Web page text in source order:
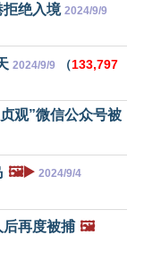
拒绝入境 2024/9/9
2024/9/9 （133,797
观”微信公众号被
🖼️▶️ 2024/9/4
再度被捕 🖼️